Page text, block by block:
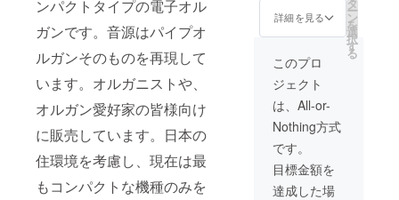
ンパクトタイプの電子オル
ガンです。音源はパイプオ
ルガンそのものを再現して
います。オルガニストや、
オルガン愛好家の皆様向け
に販売しています。日本の
住環境を考慮し、現在は最
もコンパクトな機種のみを
たちの活動に、
共感して頂いた
します。 オラン
ダを意識したデ
ザインと宮大工
監修による木製
ペンダント。 手
作り品にてデザ
イン及び仕様
は、お楽しみと
させて下さい。
詳細を見る ー
ン
を
選
択
す
る
このプロ
ジェクト
は、All-or-
Nothing方式
です。
目標金額を
達成した場